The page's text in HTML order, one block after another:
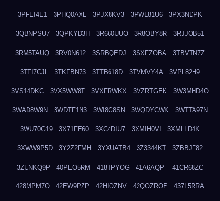
3PFEI4E1 3PHQ0AXL 3PJX8KV3 3PWL81U6 3PX3NDPK
3QBNPSU7 3QPKYD3H 3R660UUO 3R8OBY8R 3RJJOB51
3RM5TAUQ 3RV0N612 3SRBQEDJ 3SXFZOBA 3TBVTN7Z
3TFI7CJL 3TKFBN73 3TTB618D 3TVMVY4A 3VPL82H9
3VS14DKC 3VX5WW8T 3VXFRWKX 3VZRTGEK 3W3MHD4O
3WAD8W9N 3WDTF1N3 3WI8G8SN 3WQDYCWK 3WTTA97N
3WU70G19 3X71FE60 3XC4DIU7 3XMIH0VI 3XMLLD4K
3XWW9P5D 3Y2Z2FMH 3YXUATB4 3Z3344KT 3ZBBJF82
3ZUNKQ9P 40PEO5RM 418TPYOG 41A6AQPI 41CR68ZC
428MPM7O 42EW9PZP 42HIOZNV 42QOZROE 437L5RRA